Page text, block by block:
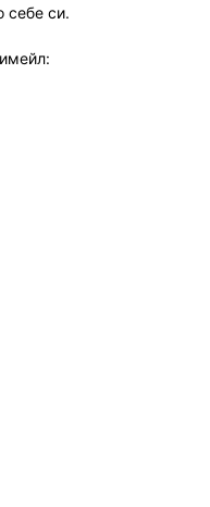
себе си.